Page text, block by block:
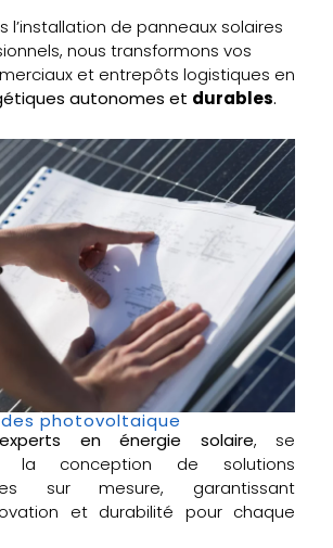
l’installation de panneaux solaires
nous transformons vos
et entrepôts logistiques en
autonomes et durables.
photovoltaique
experts en énergie solaire, se
la conception de solutions
sur mesure, garantissant
et durabilité pour chaque